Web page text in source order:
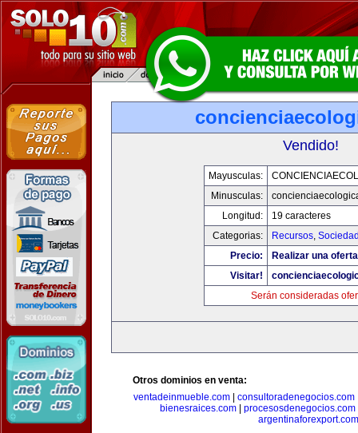
Vendido!
Mayusculas:
Minusculas:
Longitud:
19 caracteres
Categorias:
Recursos,
Precio:
Realizar una
Visitar!
Serán consideradas
Otros dominios en venta:
ventadeinmueble.com| consultoradenegocios.com
bienesraices.com
procesosdenegocios.com
argentinaforexport.com